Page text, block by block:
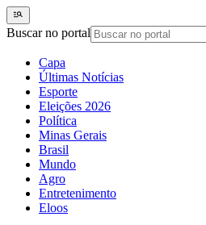
Buscar no portal
Capa
Últimas Notícias
Esporte
Eleições 2026
Política
Minas Gerais
Brasil
Mundo
Agro
Entretenimento
Eloos